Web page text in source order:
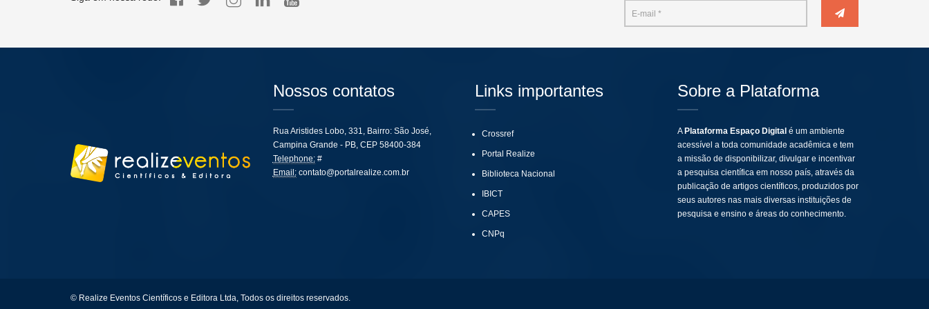
Nossos contatos
Rua Aristides Lobo, 331, Bairro: São José,
Campina Grande - PB, CEP 58400-384
Telephone:#
Email: contato@portalrealize.com.br
Links importantes
Crossref
Portal Realize
Biblioteca Nacional
IBICT
CAPES
CNPq
Sobre a Plataforma
A Plataforma Espaço Digital é um ambiente
acessível a toda comunidade acadêmica e tem
a missão de disponibilizar, divulgar e incentivar
a pesquisa científica em nosso país, através da
publicação de artigos científicos, produzidos por
seus autores nas mais diversas instituições de
pesquisa e ensino e áreas do conhecimento.
© Realize Eventos Científicos e Editora Ltda, Todos os direitos reservados.